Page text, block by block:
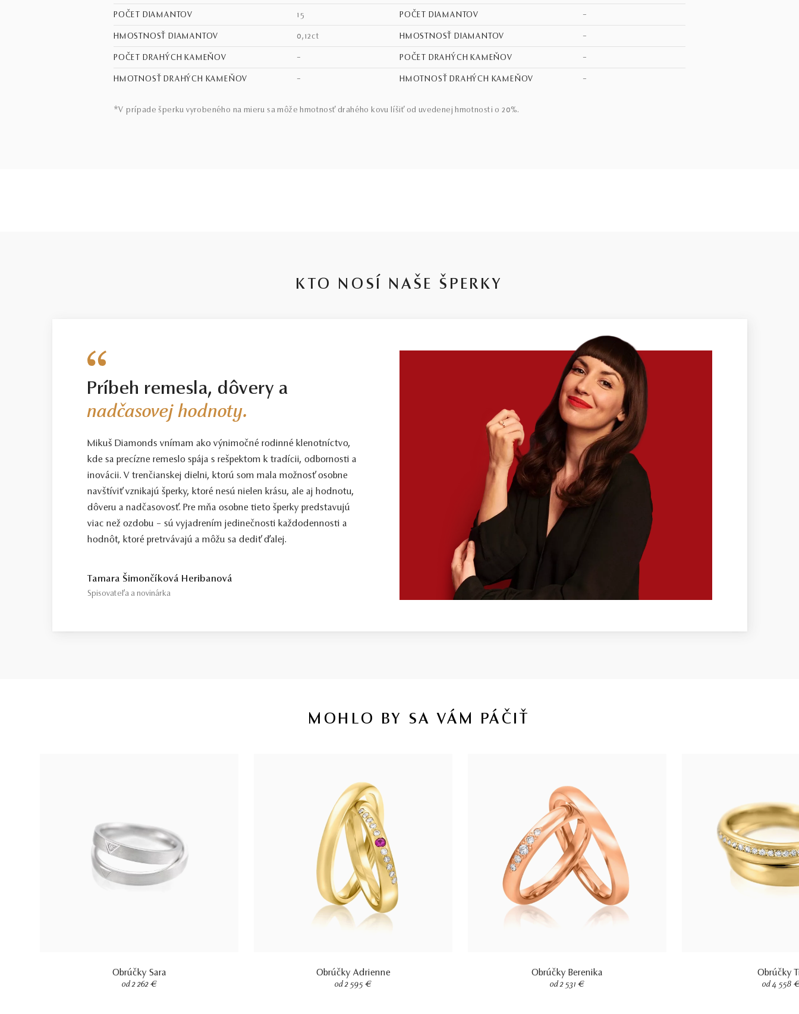
POČET DIAMANTOV 15
HMOSTNOSŤ DIAMANTOV 0,12ct
POČET DRAHÝCH KAMEŇOV –
HMOTNOSŤ DRAHÝCH KAMEŇOV –
POČET DIAMANTOV –
HMOSTNOSŤ DIAMANTOV –
POČET DRAHÝCH KAMEŇOV –
HMOTNOSŤ DRAHÝCH KAMEŇOV –
*V prípade šperku vyrobeného na mieru sa môže hmotnosť drahého kovu líšiť od uvedenej hmotnosti o 20%.
KTO NOSÍ NAŠE ŠPERKY
Príbeh remesla, dôvery a
nadčasovej hodnoty.
Mikuš Diamonds vnímam ako výnimočné rodinné klenotníctvo,
kde sa precízne remeslo spája s rešpektom k tradícii, odbornosti a
inovácii. V trenčianskej dielni, ktorú som mala možnosť osobne
navštíviť vznikajú šperky, ktoré nesú nielen krásu, ale aj hodnotu,
dôveru a nadčasovosť. Pre mňa osobne tieto šperky predstavujú
viac než ozdobu – sú vyjadrením jedinečnosti každodennosti a
hodnôt, ktoré pretrvávajú a môžu sa dediť ďalej.
Tamara Šimončíková Heribanová
Spisovateľa a novinárka
MOHLO BY SA VÁM PÁČIŤ
Obrúčky Sara
od 2 262 €
Obrúčky Adrienne
od 2 595 €
Obrúčky Berenika
od 2 531 €
Obrúčky
od 4 558